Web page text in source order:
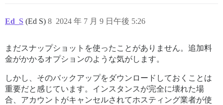
Ed_S (Ed S) 2024 年 7 月 9 日午後 5:26
8
まだスナップショットを使ったことがありません。追加料
金がかかるオプションのような気がします。
しかし、そのバックアップをダウンロードしておくことは
重要だと感じています。インスタンスが完全に壊れた場
合、アカウントがキャンセルされてホスティング業者が使